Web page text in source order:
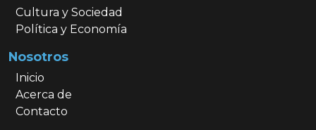
Cultura y Sociedad
Política y Economía
Nosotros
Inicio
Acerca de
Contacto